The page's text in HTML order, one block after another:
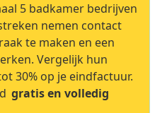
5 badkamer bedrijven
nemen contact
te maken en een
Vergelijk hun
30% op je eindfactuur.
gratis en volledig